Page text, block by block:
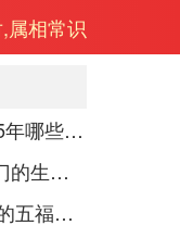
属相常识
2025年犯太岁五大生肖解析 2025年哪些生肖会犯太岁
五花八门是指什么生肖，五花八门的生肖究竟是谁？
哪些生肖是五福生肖，2023正确的五福生肖是哪5位